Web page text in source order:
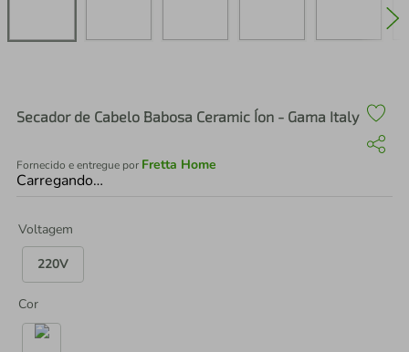
Secador de Cabelo Babosa Ceramic Íon - Gama Italy
Fornecido e entregue por Fretta Home
Carregando…
Voltagem
220V
Cor